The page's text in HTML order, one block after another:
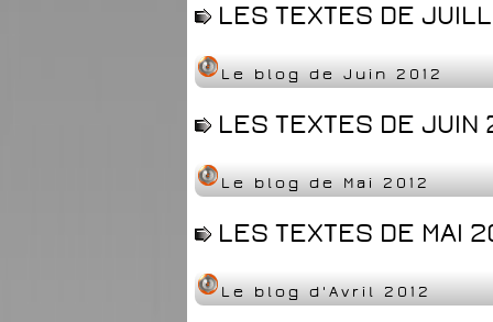
LES TEXTES DE
Le blog de Juin 2012
LES TEXTES DE
Le blog de Mai 2012
LES TEXTES DE
Le blog d'Avril 2012